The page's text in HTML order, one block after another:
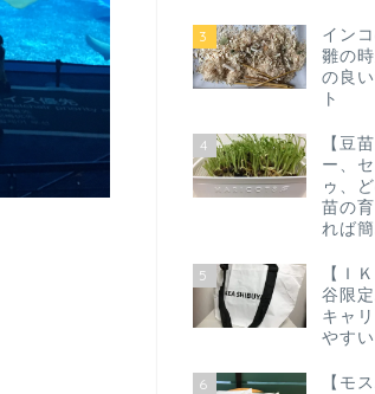
3
イン
雛の
の良
ト
4
【豆
ー、
ゥ、
苗の
れば簡
5
【Ｉ
谷限
キャ
やすい
6
【モ